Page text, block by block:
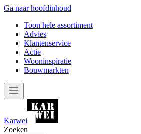
Ga naar hoofdinhoud
Toon hele assortiment
Advies
Klantenservice
Actie
Wooninspiratie
Bouwmarkten
Karwei
Zoeken